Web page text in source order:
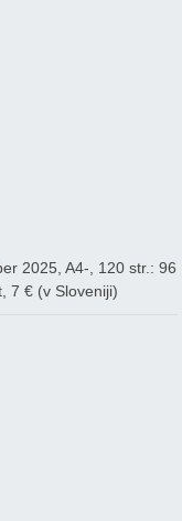
2025, A4-, 120 str.: 96
7 € (v Sloveniji)